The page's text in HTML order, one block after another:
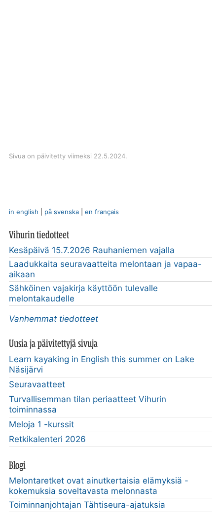
Sivua on päivitetty viimeksi 22.5.2024.
in english på svenska| en français
Vihurin tiedotteet
Kesäpäivä 15.7.2026 Rauhaniemen vajalla
Laadukkaita seuravaatteita melontaan ja vapaa-
aikaan
Sähköinen vajakirja käyttöön tulevalle
melontakaudelle
Vanhemmat tiedotteet
Uusia ja päivitettyjä sivuja
Learn kayaking in English this summer on Lake
Näsijärvi
Seuravaatteet
Turvallisemman tilan periaatteet Vihurin
toiminnassa
Meloja 1 -kurssit
Retkikalenteri 2026
Blogi
Melontaretket ovat ainutkertaisia elämyksiä -
kokemuksia soveltavasta melonnasta
Toiminnanjohtajan Tähtiseura-ajatuksia